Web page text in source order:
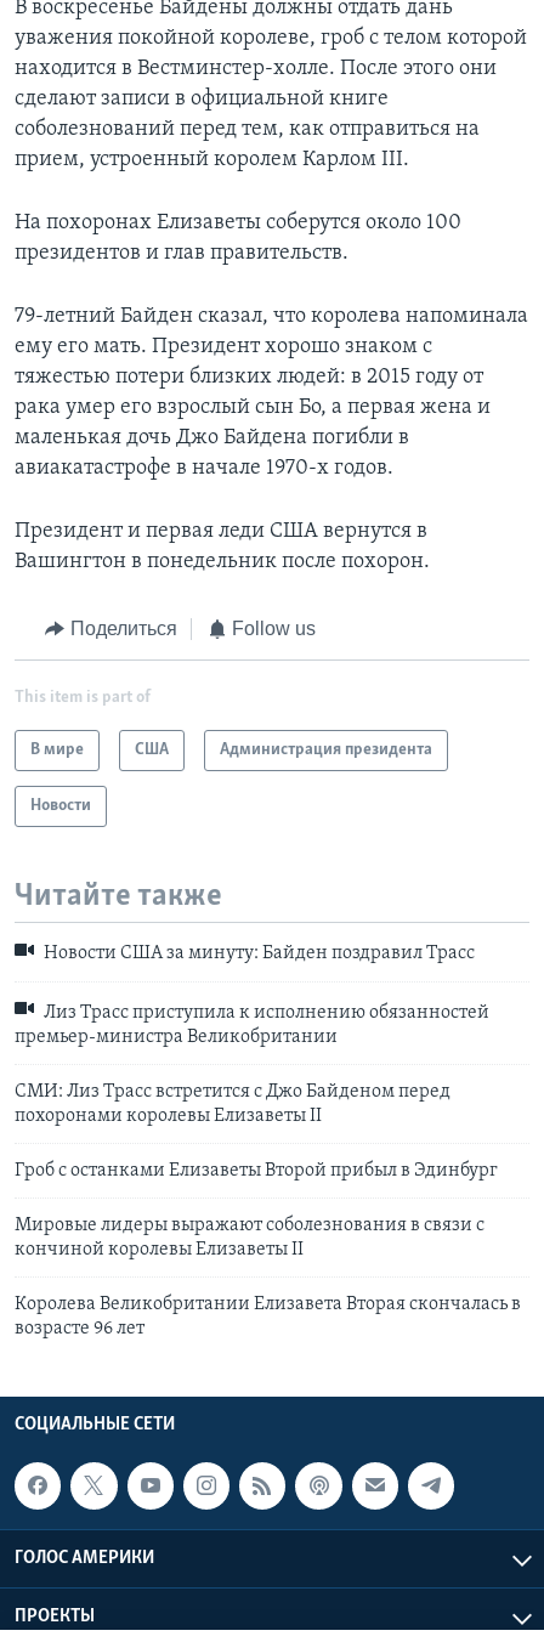
В воскресенье Байдены должны отдать дань
уважения покойной королеве, гроб с телом которой
находится в Вестминстер-холле. После этого они
сделают записи в официальной книге
соболезнований перед тем, как отправиться на
прием, устроенный королем Карлом III.
На похоронах Елизаветы соберутся около 100
президентов и глав правительств.
79-летний Байден сказал, что королева напоминала
ему его мать. Президент хорошо знаком с
тяжестью потери близких людей: в 2015 году от
рака умер его взрослый сын Бо, а первая жена и
маленькая дочь Джо Байдена погибли в
авиакатастрофе в начале 1970-х годов.
Президент и первая леди США вернутся в
Вашингтон в понедельник после похорон.
Поделиться Follow us
This item is part of
В мире США Администрация президента
Новости
Читайте также
Новости США за минуту: Байден поздравил Трасс
Лиз Трасс приступила к исполнению обязанностей
премьер-министра Великобритании
СМИ: Лиз Трасс встретится с Джо Байденом перед
похоронами королевы Елизаветы II
Гроб с останками Елизаветы Второй прибыл в Эдинбург
Мировые лидеры выражают соболезнования в связи с
кончиной королевы Елизаветы II
Королева Великобритании Елизавета Вторая скончалась в
возрасте 96 лет
СОЦИАЛЬНЫЕ СЕТИ
ГОЛОС АМЕРИКИ
ПРОЕКТЫ